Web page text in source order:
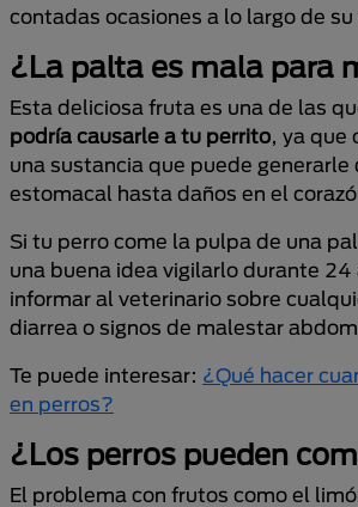
contadas ocasiones a lo largo de su
¿La palta es mala para
Esta deliciosa fruta es una de las
podría causarle a tu perrito, ya que
una sustancia que puede
estomacal hasta daños en el
Si tu perro come la pulpa de una
una buena idea vigilarlo durante 24
informar al veterinario sobre
diarrea o signos de malestar
Te puede interesar: ¿Qué hacer
en perros?
¿Los perros pueden
El problema con frutos como el